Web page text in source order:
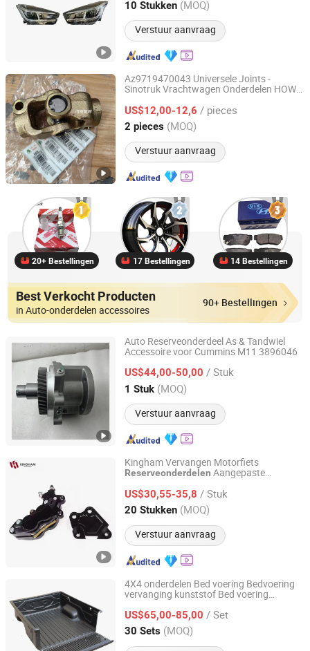
10 Stukken (MOQ)
Verstuur aanvraag
Zhejiang, China Sinds 2022
Az9719470043 Universele Joints -
Sinotruk Vrachtwagen Onderdelen HOWO
US$12,00-12,6 / pieces
2 pieces (MOQ)
Verstuur aanvraag
Jinan Xinghui Truck Parts Co., Ltd
Shandong, China Sinds 2024
20+ Bestellingen 17 Bestellingen 14 Bestellingen
Best Verkocht Producten
in Auto-onderdelen accessoires
90+ Bestellingen
Auto Reserveonderdeel As & Tandwiel
Accessoire voor Cummins M11 3896046
US$44,00-50,00 / Stuk
1 Stuk (MOQ)
Verstuur aanvraag
Hubei Yazhan Auto Parts Co., Ltd.
Hubei, China Sinds 2023
Kingham Vervangen Motorfiets
Reserveonderdelen Aangepaste
US$30,55-35,8 / Stuk
20 Stukken (MOQ)
Verstuur aanvraag
Kingham (Fujian) Technology Co., Ltd.
Fujian, China Sinds 2025
4X4 onderdelen Bed voering Bedvoering
vervanging kunststof Bed voering
voor universele oprapers
US$65,00-85,00 / Set
30 Sets (MOQ)
Handas(Guangzhou)Auto Parts Co.,Ltd
Guangdong, China Sinds 2024